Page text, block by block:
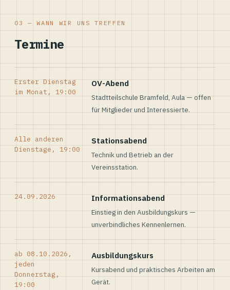
03 — WANN WIR UNS TREFFEN
Termine
Erster Dienstag
im Monat, 19:00
OV-Abend
Stadtteilschule Bramfeld, Aula — offen
für Mitglieder und Interessierte.
Alle anderen
Dienstage, 19:00
Stationsabend
Technik und Betrieb an der
Vereinsstation.
24.09.2026 Informationsabend
Einstieg in den Ausbildungskurs —
unverbindliches Kennenlernen.
ab 08.10.2026,
jeden
Donnerstag,
19:00
Ausbildungskurs
Kursabend und praktisches Arbeiten am
Gerät.